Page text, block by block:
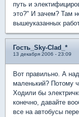
путь и
это?" И зачем? Там
вышеуказанных
Гость_Sky-Clad_*
13 декабря 2006 - 23:09
Вот правильно. А
маленький? Потому
Ходили бы
конечно, давайте
все на автобусы